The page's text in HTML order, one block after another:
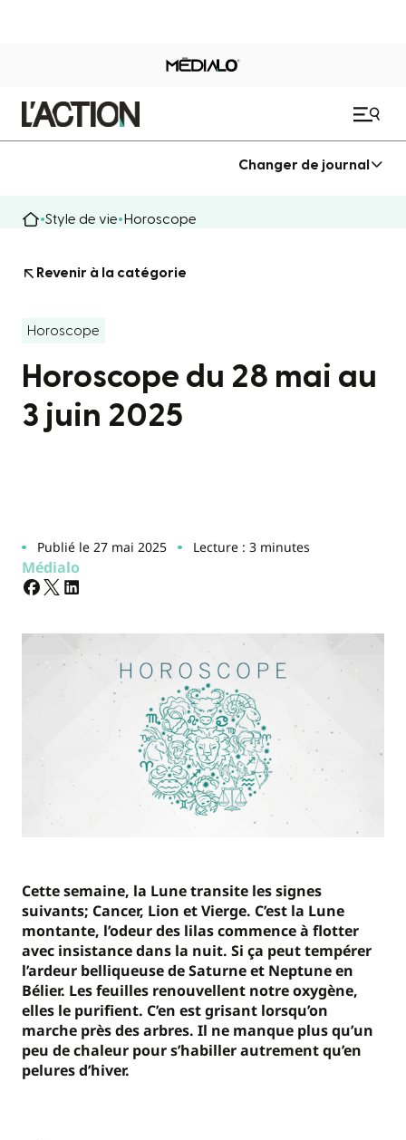
Changer de journal
Style de vie Horoscope
Revenir à la catégorie
Horoscope
Horoscope du 28 mai au
3 juin 2025
Publié le 27 mai 2025 Lecture : 3 minutes
Médialo
Cette semaine, la Lune transite les signes
suivants; Cancer, Lion et Vierge. C’est la Lune
montante, l’odeur des lilas commence à flotter
avec insistance dans la nuit. Si ça peut tempérer
l’ardeur belliqueuse de Saturne et Neptune en
Bélier. Les feuilles renouvellent notre oxygène,
elles le purifient. C’en est grisant lorsqu’on
marche près des arbres. Il ne manque plus qu’un
peu de chaleur pour s’habiller autrement qu’en
pelures d’hiver.